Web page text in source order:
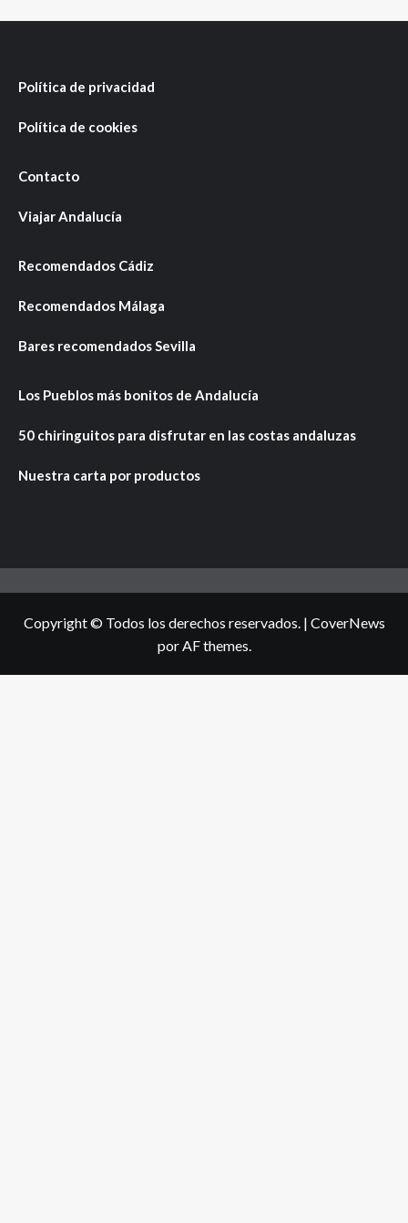
Política de privacidad
Política de cookies
Contacto
Viajar Andalucía
Recomendados Cádiz
Recomendados Málaga
Bares recomendados Sevilla
Los Pueblos más bonitos de Andalucía
50 chiringuitos para disfrutar en las costas andaluzas
Nuestra carta por productos
Copyright © Todos los derechos reservados. | CoverNews
por AF themes.